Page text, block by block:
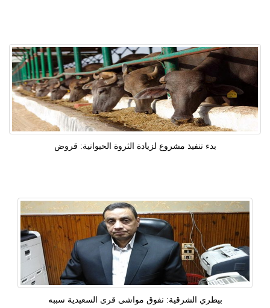
بدء تنفيذ مشروع لزيادة الثروة الحيوانية: قروض
بيطري الشرقية: نفوق مواشى قرى السعيدية سببه